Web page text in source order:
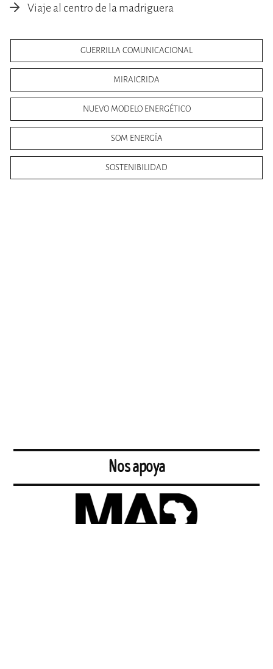
Viaje al centro de la madriguera
GUERRILLA COMUNICACIONAL
MIRAICRIDA
NUEVO MODELO ENERGÉTICO
SOM ENERGÍA
SOSTENIBILIDAD
Nos apoya